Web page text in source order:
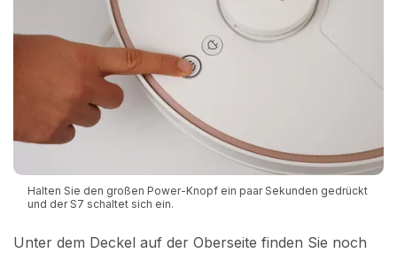
Halten Sie den großen Power-Knopf ein paar Sekunden gedrückt
und der S7 schaltet sich ein.
Unter dem Deckel auf der Oberseite finden Sie noch